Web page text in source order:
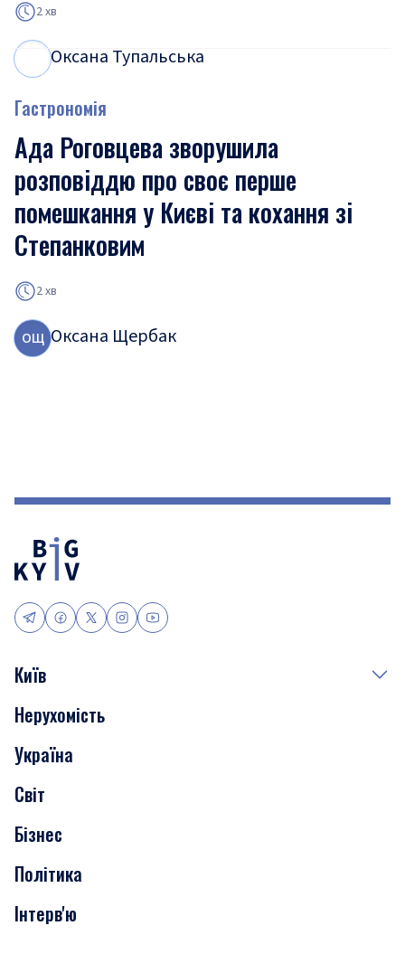
2 хв
Оксана Тупальська
Гастрономія
Ада Роговцева зворушила
розповіддю про своє перше
помешкання у Києві та кохання зі
Степанковим
2 хв
ОЩ Оксана Щербак
Київ
Події
Скандали
Нерухомість
Транспорт
Нерухомість
Україна
Світ
Бізнес
Політика
Інтерв'ю